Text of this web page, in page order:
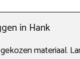
in Hank
materiaal.